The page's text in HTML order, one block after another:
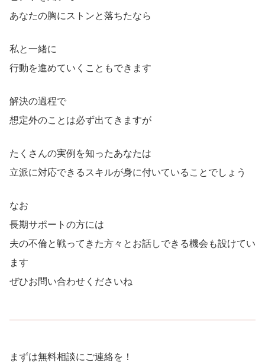
あなたの胸にストンと落ちたなら
私と一緒に
行動を進めていくこともできます
解決の過程で
想定外のことは必ず出てきますが
たくさんの実例を知ったあなたは
立派に対応できるスキルが身に付いていることでしょう
なお
長期サポートの方には
夫の不倫と戦ってきた方々とお話しできる機会も設けてい
ます
ぜひお問い合わせくださいね
まずは無料相談にご連絡を！